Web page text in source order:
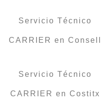
Servicio Técnico
CARRIER en Consell
Servicio Técnico
CARRIER en Costitx